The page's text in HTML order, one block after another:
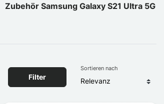
Zubehör Samsung Galaxy S21 Ultra 5G
Filter
Sortieren nach